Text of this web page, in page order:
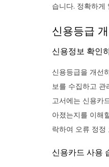
습니다. 정확하게
신용등급
신용정보 확인
신용등급을 개선
보를 수집하고
고서에는 신용카
아졌는지를 이해
락하여 오류 정
신용카드 사용